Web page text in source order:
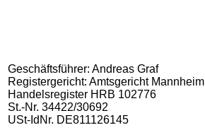
Geschäftsführer: Andreas Graf
Registergericht: Amtsgericht Mannheim
Handelsregister HRB 102776
St.-Nr. 34422/30692
USt-IdNr. DE811126145